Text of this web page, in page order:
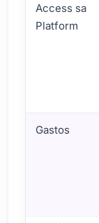
Access sa
Platform
Gastos